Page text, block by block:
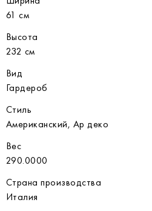
61 см
Высота
232 см
Вид
Гардероб
Стиль
Американский, Ар деко
Вес
290.0000
Страна производства
Италия